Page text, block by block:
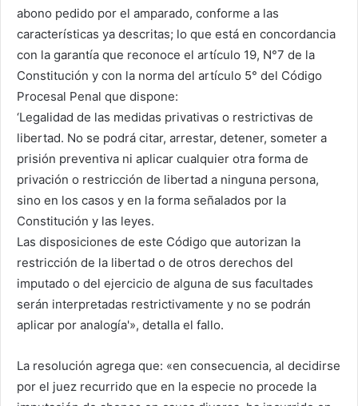
abono pedido por el amparado, conforme a las
características ya descritas; lo que está en concordancia
con la garantía que reconoce el artículo 19, N°7 de la
Constitución y con la norma del artículo 5° del Código
Procesal Penal que dispone:
‘Legalidad de las medidas privativas o restrictivas de
libertad. No se podrá citar, arrestar, detener, someter a
prisión preventiva ni aplicar cualquier otra forma de
privación o restricción de libertad a ninguna persona,
sino en los casos y en la forma señalados por la
Constitución y las leyes.
Las disposiciones de este Código que autorizan la
restricción de la libertad o de otros derechos del
imputado o del ejercicio de alguna de sus facultades
serán interpretadas restrictivamente y no se podrán
aplicar por analogía'», detalla el fallo.
La resolución agrega que: «en consecuencia, al decidirse
por el juez recurrido que en la especie no procede la